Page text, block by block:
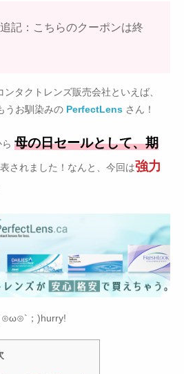
記：こちらのクーポンは終
タクトレンズ販売会社といえば、
うお馴染みの PerfectLens さん！
母の日セールとして、期
されました！なんと、今回は強力
；)hurry!